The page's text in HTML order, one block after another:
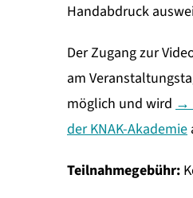
Handabdruck
Der Zugang zur
am
möglich und wird →
der KNAK-Akademie
Teilnahmegebühr: